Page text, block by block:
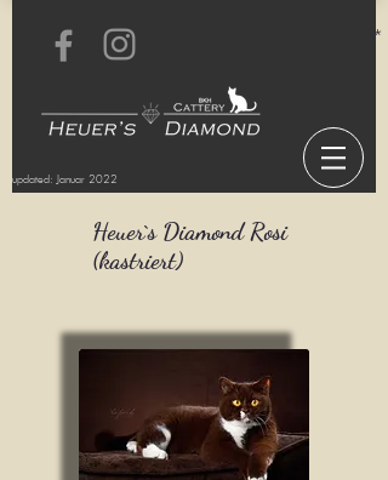
updated: Januar 2022
*
Heuer`s Diamond Rosi
(kastriert)